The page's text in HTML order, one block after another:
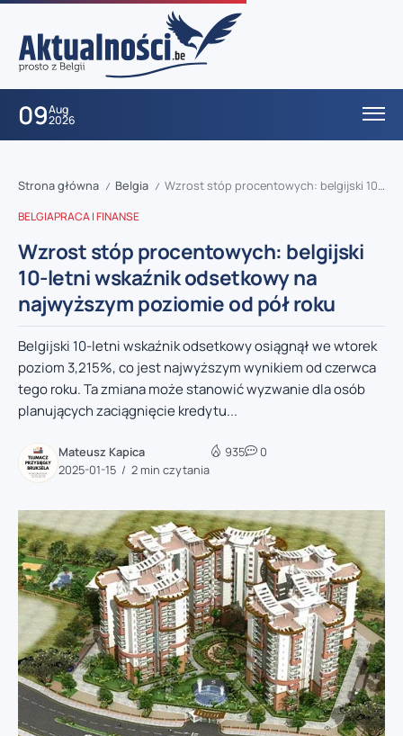
09Aug
2026
Strona główna / Belgia / Wzrost stóp procentowych: belgijski 10-letni wskaźnik odsetkowy na najwyższym poziomie od pół roku
BELGIAPRACA I FINANSE
Wzrost stóp procentowych: belgijski
10-letni wskaźnik odsetkowy na
najwyższym poziomie od pół roku
Belgijski 10-letni wskaźnik odsetkowy osiągnął we wtorek
poziom 3,215%, co jest najwyższym wynikiem od czerwca
tego roku. Ta zmiana może stanowić wyzwanie dla osób
planujących zaciągnięcie kredytu...
Mateusz Kapica
2025-01-15
2 min czytania
935 0